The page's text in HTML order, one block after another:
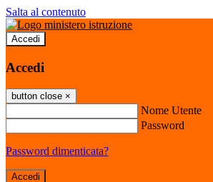
Salta al contenuto
Accedi
Accedi
button close ×
Nome Utente
Password
Password dimenticata?